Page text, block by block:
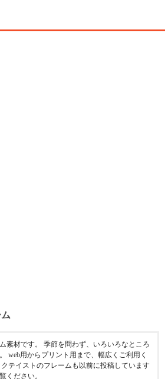
素材です。 季節を問わず、いろいろなところ
web用からプリント用まで、幅広くご利用く
テイストのフレームも以前に投稿しています
ください。